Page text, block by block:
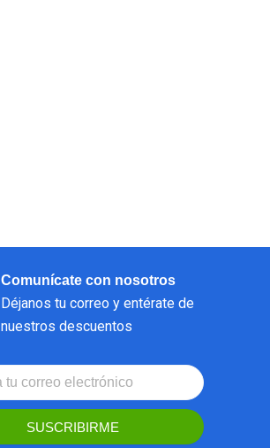
Comunícate con nosotros
Déjanos tu correo y entérate de
nuestros descuentos
SUSCRIBIRME